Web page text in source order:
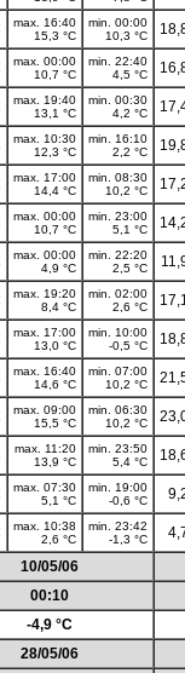
max. 16:40
15,3 °C
min. 00:00
10,3 °C
max. 00:00
10,7 °C
min. 22:40
4,5 °C
max. 19:40
13,1 °C
min. 00:30
4,2 °C
max. 10:30
12,3 °C
min. 16:10
2,2 °C
max. 17:00
14,4 °C
min. 08:30
10,2 °C
max. 00:00
10,7 °C
min. 23:00
5,1 °C
max. 00:00
4,9 °C
min. 22:20
2,5 °C
max. 19:20
8,4 °C
min. 02:00
2,6 °C
max. 17:00
13,0 °C
min. 10:00
-0,5 °C
max. 16:40
14,6 °C
min. 07:00
10,2 °C
max. 09:00
15,5 °C
min. 06:30
10,2 °C
max. 11:20
13,9 °C
min. 23:50
5,4 °C
max. 07:30
5,1 °C
min. 19:00
-0,6 °C
max. 10:38
2,6 °C
min. 23:42
-1,3 °C
10/05/06
00:10
-4,9 °C
28/05/06